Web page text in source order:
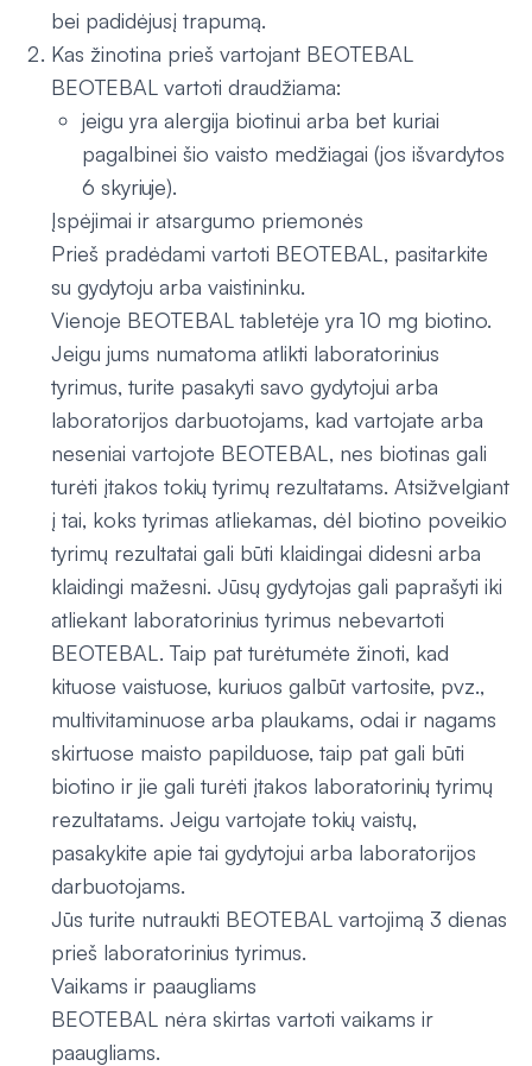
bei padidėjusį trapumą.
Kas žinotina prieš vartojant BEOTEBAL
BEOTEBAL vartoti draudžiama:
jeigu yra alergija biotinui arba bet kuriai
pagalbinei šio vaisto medžiagai (jos išvardytos
6 skyriuje).
Įspėjimai ir atsargumo priemonės
Prieš pradėdami vartoti BEOTEBAL, pasitarkite
su gydytoju arba vaistininku.
Vienoje BEOTEBAL tabletėje yra 10 mg biotino.
Jeigu jums numatoma atlikti laboratorinius
tyrimus, turite pasakyti savo gydytojui arba
laboratorijos darbuotojams, kad vartojate arba
neseniai vartojote BEOTEBAL, nes biotinas gali
turėti įtakos tokių tyrimų rezultatams. Atsižvelgiant
į tai, koks tyrimas atliekamas, dėl biotino poveikio
tyrimų rezultatai gali būti klaidingai didesni arba
klaidingi mažesni. Jūsų gydytojas gali paprašyti iki
atliekant laboratorinius tyrimus nebevartoti
BEOTEBAL. Taip pat turėtumėte žinoti, kad
kituose vaistuose, kuriuos galbūt vartosite, pvz.,
multivitaminuose arba plaukams, odai ir nagams
skirtuose maisto papilduose, taip pat gali būti
biotino ir jie gali turėti įtakos laboratorinių tyrimų
rezultatams. Jeigu vartojate tokių vaistų,
pasakykite apie tai gydytojui arba laboratorijos
darbuotojams.
Jūs turite nutraukti BEOTEBAL vartojimą 3 dienas
prieš laboratorinius tyrimus.
Vaikams ir paaugliams
BEOTEBAL nėra skirtas vartoti vaikams ir
paaugliams.